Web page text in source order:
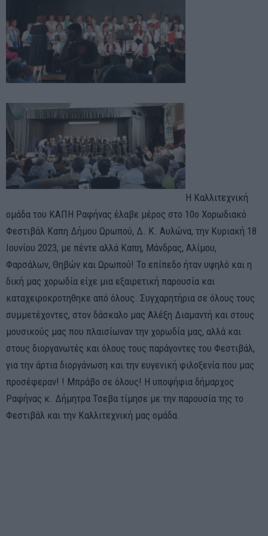
Η Καλλιτεχνική
ομάδα του ΚΑΠΗ Ραφήνας έλαβε μέρος στο 10ο Χορωδιακό
Φεστιβάλ Καπη Δήμου Ωρωπού, Δ. Κ. Αυλώνα, την Κυριακή 18
Ιουνίου 2023, με πέντε αλλά Καπη, Μάνδρας, Αλίμου,
Φαρσάλων, Θηβών και Ωρωπού! Το επίπεδο ήταν υψηλό και η
δική μας χορωδία είχε μια εξαιρετική παρουσία και
καταχειροκροτηθηκε από όλους. Συγχαρητήρια σε όλους τους
συμμετέχοντες, στον δάσκαλο μας Αλέξη Διαμαντή και στους
μουσικούς μας που πλαισίωναν την χορωδία μας, αλλά και
στους διοργανωτές και όλους τους παράγοντες του Φεστιβάλ,
για την άρτια διοργάνωση και την ευγενική φιλοξενία που μας
προσέφεραν! ! Μπράβο σε όλους! Η υποψήφια δήμαρχος
Ραφήνας κ. Δήμητρα Τσεβα τίμησε με την παρουσία της το
Φεστιβάλ και την Καλλιτεχνική μας ομάδα.